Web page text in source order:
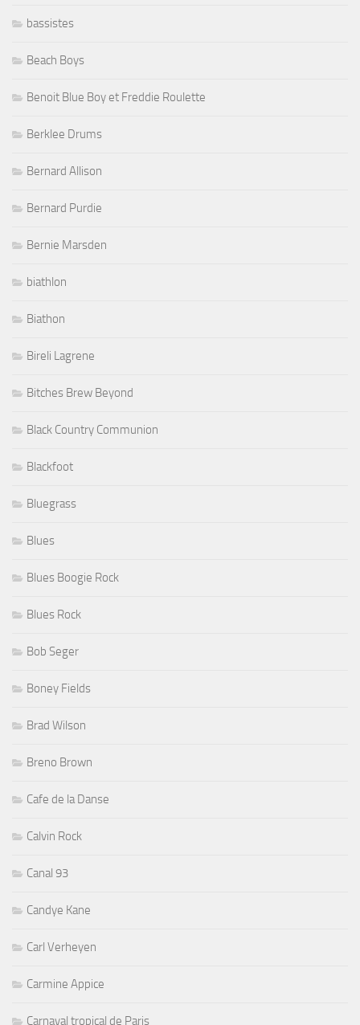
bassistes
Beach Boys
Benoit Blue Boy et Freddie Roulette
Berklee Drums
Bernard Allison
Bernard Purdie
Bernie Marsden
biathlon
Biathon
Bireli Lagrene
Bitches Brew Beyond
Black Country Communion
Blackfoot
Bluegrass
Blues
Blues Boogie Rock
Blues Rock
Bob Seger
Boney Fields
Brad Wilson
Breno Brown
Cafe de la Danse
Calvin Rock
Canal 93
Candye Kane
Carl Verheyen
Carmine Appice
Carnaval tropical de Paris